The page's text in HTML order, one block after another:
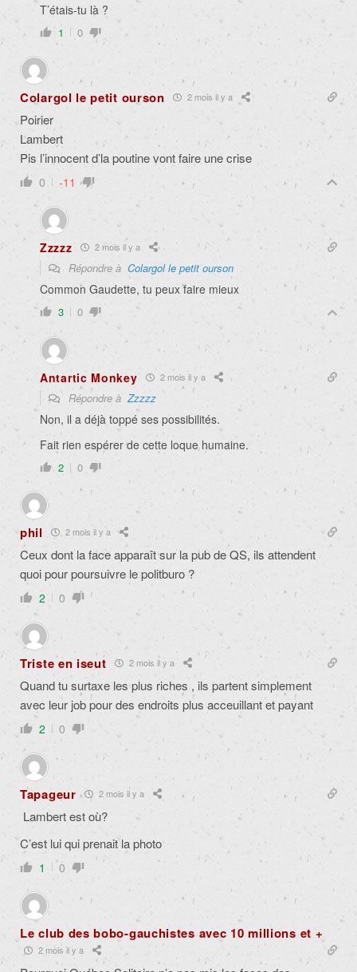
T’étais-tu là ?
1 0
Colargol le petit ourson 2 mois il y a
Poirier
Lambert
Pis l’innocent d’la poutine vont faire une crise
0 -11
Zzzzz 2 mois il y a
Répondre à Colargol le petit ourson
Common Gaudette, tu peux faire mieux
3 0
Antartic Monkey 2 mois il y a
Répondre à Zzzzz
Non, il a déjà toppé ses possibilités.
Fait rien espérer de cette loque humaine.
2 0
phil 2 mois il y a
Ceux dont la face apparaît sur la pub de QS, ils attendent
quoi pour poursuivre le politburo ?
2 0
Triste en iseut 2 mois il y a
Quand tu surtaxe les plus riches , ils partent simplement
avec leur job pour des endroits plus acceuillant et payant
2 0
Tapageur 2 mois il y a
Lambert est où?
C’est lui qui prenait la photo
1 0
Le club des bobo-gauchistes avec 10 millions et +
2 mois il y a